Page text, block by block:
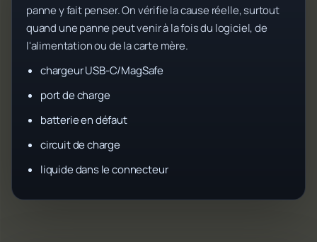
panne y fait penser. On vérifie la cause réelle, surtout
quand une panne peut venir à la fois du logiciel, de
l'alimentation ou de la carte mère.
chargeur USB-C/MagSafe
port de charge
batterie en défaut
circuit de charge
liquide dans le connecteur